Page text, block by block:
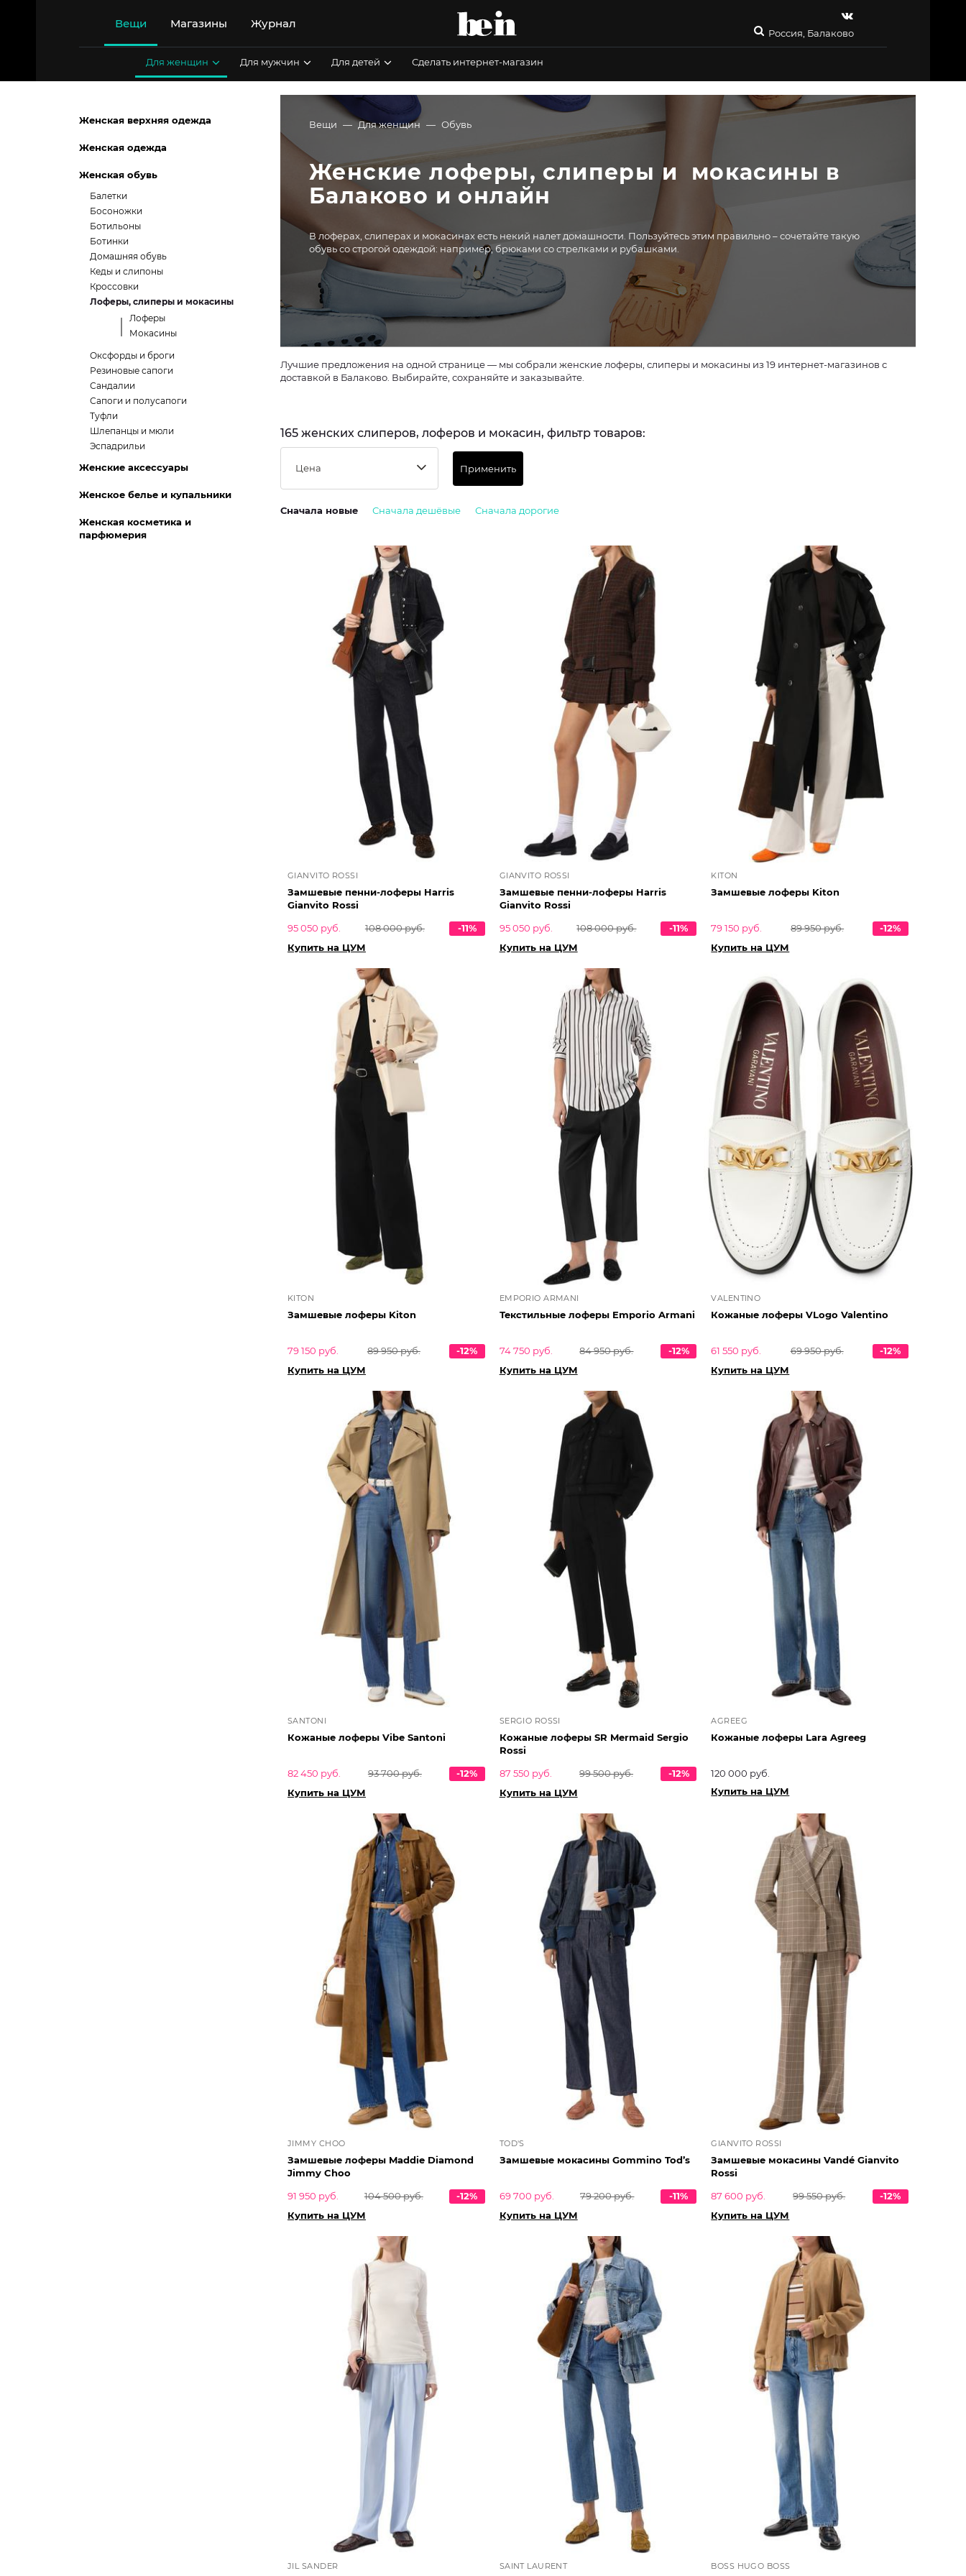
Вещи Магазины Журнал
Россия, Балаково
Для женщин Для мужчин Для детей Сделать интернет-магазин
Вещи Для женщин Обувь
Женские лоферы, слиперы и  мокасины в
Балаково и онлайн
В лоферах, слиперах и мокасинах есть некий налет домашности. Пользуйтесь этим правильно – сочетайте такую
обувь со строгой одеждой: например, брюками со стрелками и рубашками.
Лучшие предложения на одной странице — мы собрали женские лоферы, слиперы и мокасины из 19 интернет-магазинов с
доставкой в Балаково. Выбирайте, сохраняйте и заказывайте.
165 женских слиперов, лоферов и мокасин, фильтр товаров:
Цена Применить
Сначала новые Сначала дешёвые Сначала дорогие
GIANVITO ROSSI
Замшевые пенни-лоферы Harris
Gianvito Rossi
95 050 руб.
108 000 руб.
-11%
Купить на ЦУМ
GIANVITO ROSSI
Замшевые пенни-лоферы Harris
Gianvito Rossi
95 050 руб.
108 000 руб.
-11%
Купить на ЦУМ
KITON
Замшевые лоферы Kiton
79 150 руб. 89 950 руб.
-12%
Купить на ЦУМ
KITON
Замшевые лоферы Kiton
79 150 руб. 89 950 руб.
-12%
Купить на ЦУМ
EMPORIO ARMANI
Текстильные лоферы Emporio Armani
74 750 руб. 84 950 руб.
-12%
Купить на ЦУМ
VALENTINO
Кожаные лоферы VLogo Valentino
61 550 руб. 69 950 руб.
-12%
Купить на ЦУМ
SANTONI
Кожаные лоферы Vibe Santoni
82 450 руб. 93 700 руб.
-12%
Купить на ЦУМ
SERGIO ROSSI
Кожаные лоферы SR Mermaid Sergio
Rossi
87 550 руб.
99 500 руб.
-12%
Купить на ЦУМ
AGREEG
Кожаные лоферы Lara Agreeg
120 000 руб.
Купить на ЦУМ
JIMMY CHOO
Замшевые лоферы Maddie Diamond
Jimmy Choo
91 950 руб.
104 500 руб.
-12%
Купить на ЦУМ
TOD'S
Замшевые мокасины Gommino Tod’s
69 700 руб. 79 200 руб.
-11%
Купить на ЦУМ
GIANVITO ROSSI
Замшевые мокасины Vandé Gianvito
Rossi
87 600 руб.
99 550 руб.
-12%
Купить на ЦУМ
JIL SANDER SAINT LAURENT BOSS HUGO BOSS
Женская верхняя одежда
Женская одежда
Женская обувь
Балетки
Босоножки
Ботильоны
Ботинки
Домашняя обувь
Кеды и слипоны
Кроссовки
Лоферы, слиперы и мокасины
Лоферы
Мокасины
Оксфорды и броги
Резиновые сапоги
Сандалии
Сапоги и полусапоги
Туфли
Шлепанцы и мюли
Эспадрильи
Женские аксессуары
Женское белье и купальники
Женская косметика и
парфюмерия